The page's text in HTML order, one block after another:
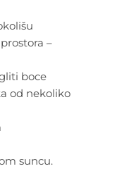
–
boce
od nekoliko
suncu.